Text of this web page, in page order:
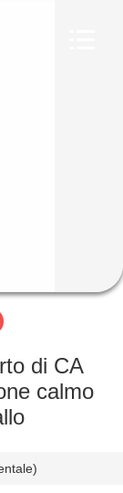
di CA
calmo